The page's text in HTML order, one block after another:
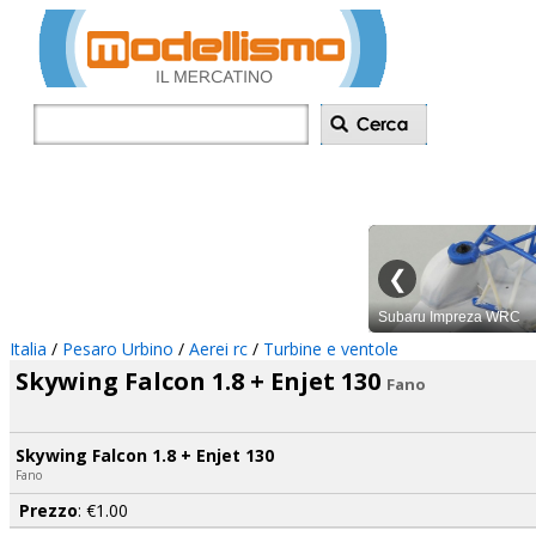
Italia / Pesaro Urbino / Aerei rc / Turbine e ventole
Skywing Falcon 1.8 + Enjet 130 Fano
Skywing Falcon 1.8 + Enjet 130
Fano
Prezzo: €1.00